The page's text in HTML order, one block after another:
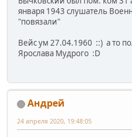
января 1943 слушатель
"повязали"
Вейс ум 27.04.1960 ::) а то
Ярослава Мудрого :D
Андрей
24 апреля 2020, 19:48:05